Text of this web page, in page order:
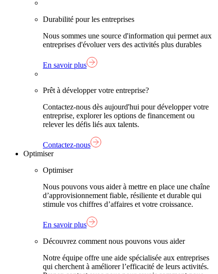
Durabilité pour les entreprises
Nous sommes une source d'information qui permet aux
entreprises d'évoluer vers des activités plus durables
En savoir plus
Prêt à développer votre entreprise?
Contactez-nous dès aujourd'hui pour développer votre
entreprise, explorer les options de financement ou
relever les défis liés aux talents.
Contactez-nous
Optimiser
Optimiser
Nous pouvons vous aider à mettre en place une chaîne
d’approvisionnement fiable, résiliente et durable qui
stimule vos chiffres d’affaires et votre croissance.
En savoir plus
Découvrez comment nous pouvons vous aider
Notre équipe offre une aide spécialisée aux entreprises
qui cherchent à améliorer l’efficacité de leurs activités.